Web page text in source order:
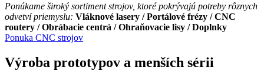
Ponúkame široký sortiment strojov, ktoré pokrývajú potreby rôznych
odvetví priemyslu: Vláknové lasery / Portálové frézy / CNC
routery / Obrábacie centrá / Ohraňovacie lisy / Doplnky
Ponuka CNC strojov
Výroba prototypov a menších sérii